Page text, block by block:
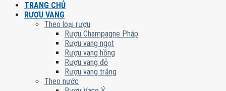
TRANG CHỦ
RƯỢU VANG
Theo loại rượu
Rượu Champagne Pháp
Rượu vang ngọt
Rượu vang hồng
Rượu vang đỏ
Rượu vang trắng
Theo nước